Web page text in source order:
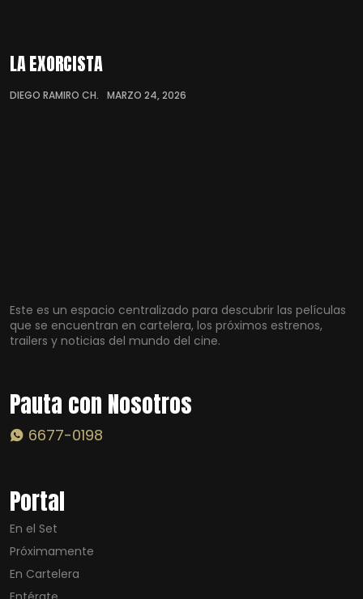
LA EXORCISTA
DIEGO RAMIRO CH. MARZO 24, 2026
Este es un espacio centralizado para descubrir las películas
que se encuentran en cartelera, los próximos estrenos,
trailers y noticias del mundo del cine.
Pauta con Nosotros
6677-0198
Portal
En el Set
Próximamente
En Cartelera